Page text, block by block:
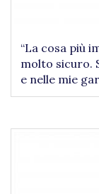
“La cosa più
molto sicuro.
e nelle mie